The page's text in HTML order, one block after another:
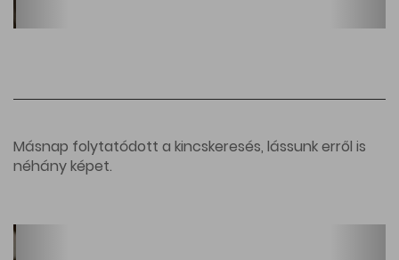
Másnap folytatódott a kincskeresés, lássunk erről is
néhány képet.